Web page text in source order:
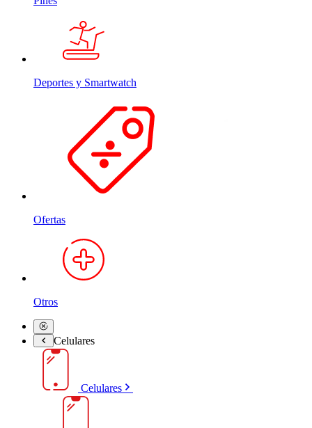
Deportes y Smartwatch
Ofertas
Otros
Celulares
Celulares